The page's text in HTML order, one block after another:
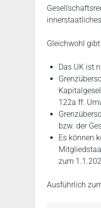
Gleichwohl
Das UK ist
122a ff.
bzw. der
Es können
zum
Ausführlich